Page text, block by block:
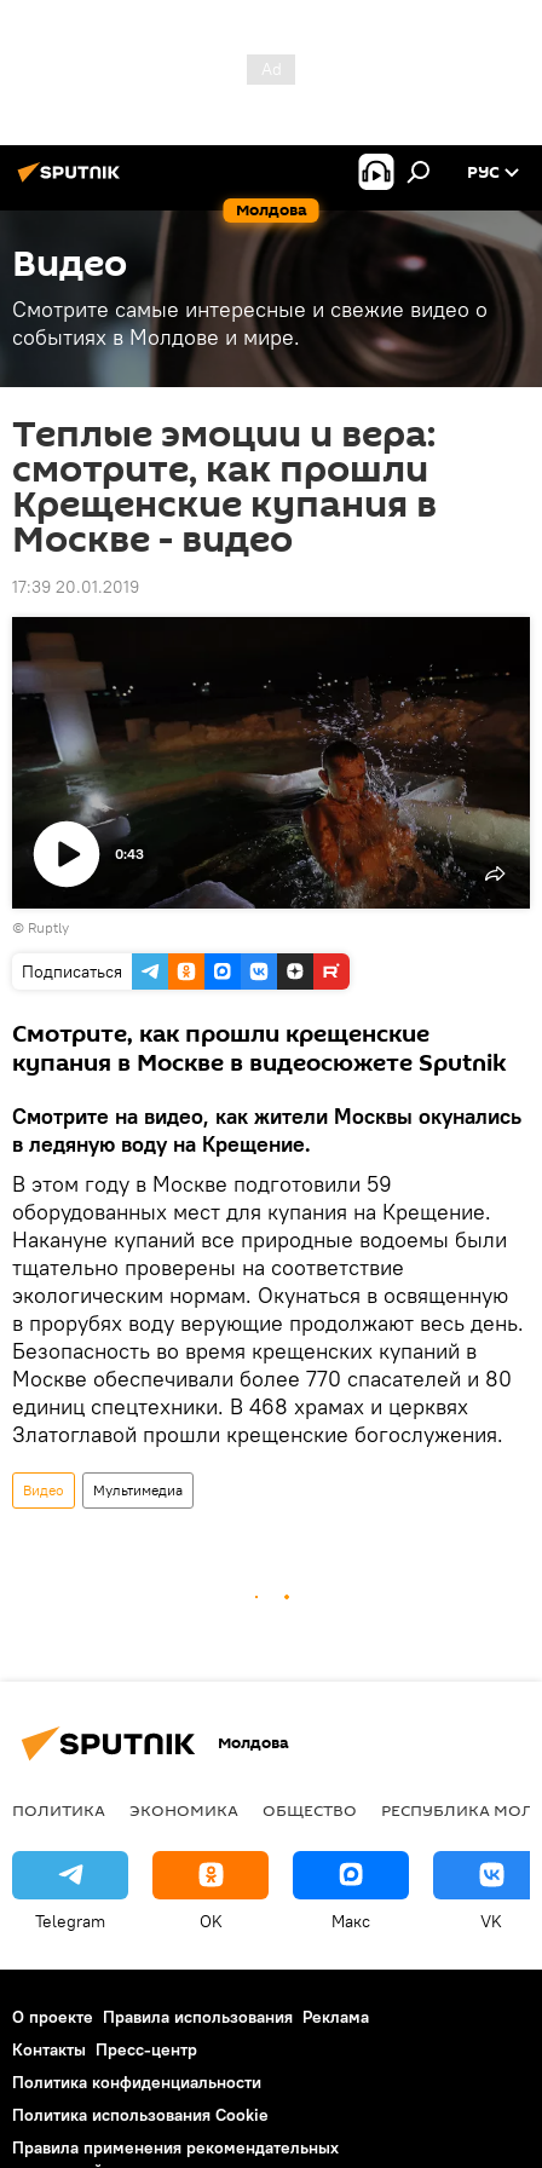
Молдова
РУС
Видео
Смотрите самые интересные и свежие видео о
событиях в Молдове и мире.
Теплые эмоции и вера:
смотрите, как прошли
Крещенские купания в
Москве - видео
17:39 20.01.2019
Воспроизвести
видео
0:43
© Ruptly
Подписаться
Смотрите, как прошли крещенские
купания в Москве в видеосюжете Sputnik
Смотрите на видео, как жители Москвы окунались
в ледяную воду на Крещение.
В этом году в Москве подготовили 59
оборудованных мест для купания на Крещение.
Накануне купаний все природные водоемы были
тщательно проверены на соответствие
экологическим нормам. Окунаться в освященную
в прорубях воду верующие продолжают весь день.
Безопасность во время крещенских купаний в
Москве обеспечивали более 770 спасателей и 80
единиц спецтехники. В 468 храмах и церквях
Златоглавой прошли крещенские богослужения.
Видео Мультимедиа
Молдова
ПОЛИТИКА ЭКОНОМИКА ОБЩЕСТВО РЕСПУБЛИКА
Telegram OK Макс VK
О проекте Правила использования Реклама
Контакты Пресс-центр
Политика конфиденциальности
Политика использования Cookie
Правила применения рекомендательных